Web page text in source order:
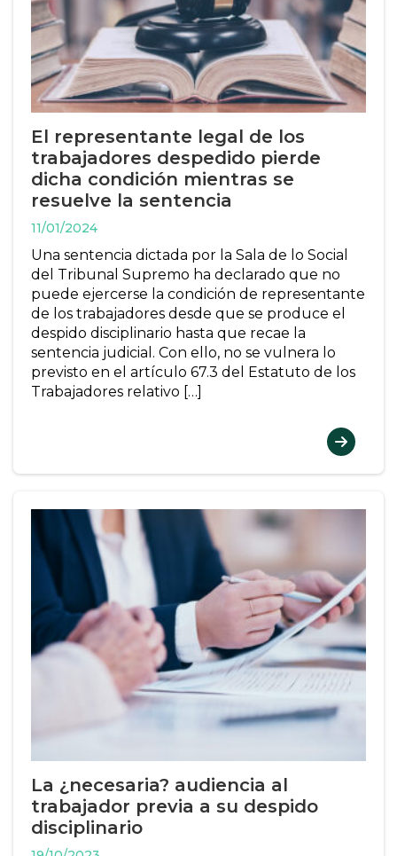
El representante legal de los
trabajadores despedido pierde
dicha condición mientras se
resuelve la sentencia
11/01/2024
Una sentencia dictada por la Sala de lo Social
del Tribunal Supremo ha declarado que no
puede ejercerse la condición de representante
de los trabajadores desde que se produce el
despido disciplinario hasta que recae la
sentencia judicial. Con ello, no se vulnera lo
previsto en el artículo 67.3 del Estatuto de los
Trabajadores relativo […]
La ¿necesaria? audiencia al
trabajador previa a su despido
disciplinario